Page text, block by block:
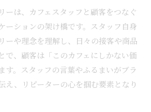
ーは、カフェスタッフと顧客をつなぐ
ーションの架け橋です。スタッフ自身
ーや理念を理解し、日々の接客や商品
で、顧客は「このカフェにしかない価
す。スタッフの言葉やふるまいがブラ
え、リピーターの心を掴む要素となり